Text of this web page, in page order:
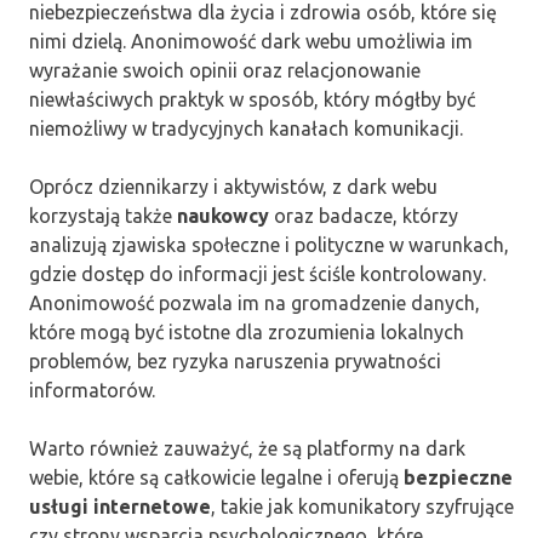
niebezpieczeństwa dla życia i zdrowia osób, które się
nimi dzielą. Anonimowość dark webu umożliwia im
wyrażanie swoich opinii oraz relacjonowanie
niewłaściwych praktyk w sposób, który mógłby być
niemożliwy w tradycyjnych kanałach komunikacji.
Oprócz dziennikarzy i aktywistów, z dark webu
korzystają także naukowcy oraz badacze, którzy
analizują zjawiska społeczne i polityczne w warunkach,
gdzie dostęp do informacji jest ściśle kontrolowany.
Anonimowość pozwala im na gromadzenie danych,
które mogą być istotne dla zrozumienia lokalnych
problemów, bez ryzyka naruszenia prywatności
informatorów.
Warto również zauważyć, że są platformy na dark
webie, które są całkowicie legalne i oferują bezpieczne
usługi internetowe, takie jak komunikatory szyfrujące